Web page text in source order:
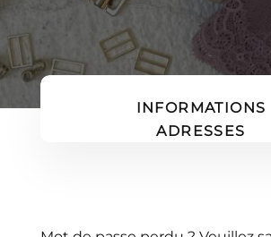
INFORMATIONS
ADRESSES